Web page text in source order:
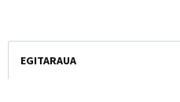
EGITARAUA